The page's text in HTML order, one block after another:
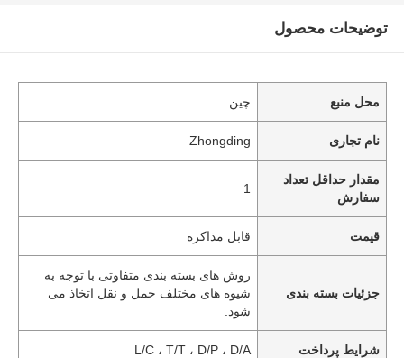
توضیحات محصول
محل منبع چین
نام تجاری Zhongding
مقدار حداقل تعداد
سفارش
1
قیمت قابل مذاکره
جزئیات بسته بندی
روش های بسته بندی متفاوتی با توجه به
شیوه های مختلف حمل و نقل اتخاذ می
شود.
شرایط پرداخت L/C ، T/T ، D/P ، D/A